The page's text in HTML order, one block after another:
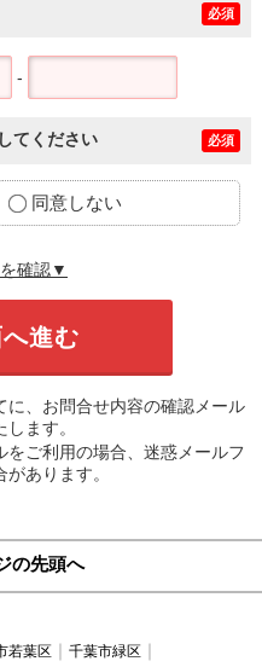
必須
-
てください 必須
同意しない
確認▼
、お問合せ内容の確認メール
ます。
ご利用の場合、迷惑メールフ
あります。
の先頭へ
若葉区
千葉市緑区